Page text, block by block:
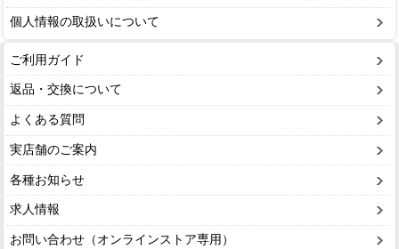
個人情報の取扱いについて
ご利用ガイド
返品・交換について
よくある質問
実店舗のご案内
各種お知らせ
求人情報
お問い合わせ（オンラインストア専用）